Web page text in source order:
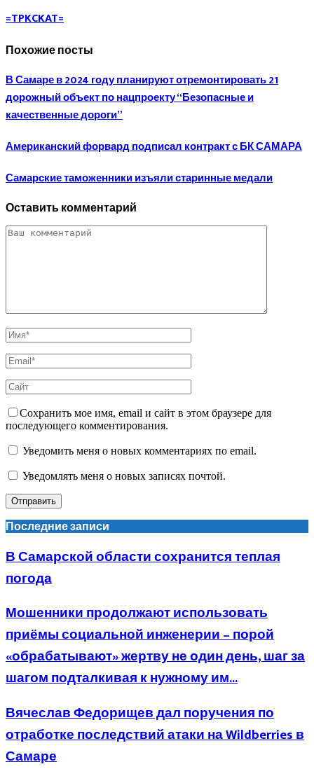
=TPKCKAT=
Похожие посты
В Самаре в 2024 году планируют отремонтировать 21
дорожный объект по нацпроекту “Безопасные и
качественные дороги”
Американский форвард подписал контракт с БК САМАРА
Самарские таможенники изъяли старинные медали
Оставить комментарий
Сохранить мое имя, email и сайт в этом браузере для
последующего комментирования.
Уведомить меня о новых комментариях по email.
Уведомлять меня о новых записях почтой.
Последние записи
В Самарской области сохранится теплая
погода
Мошенники продолжают использовать
приёмы социальной инженерии – порой
«обрабатывают» жертву не один день, шаг за
шагом подталкивая к нужному им...
Вячеслав Федорищев дал поручения по
отработке последствий атаки на Wildberries в
Самаре